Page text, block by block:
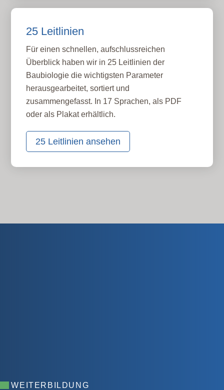
25 Leitlinien
Für einen schnellen, aufschlussreichen
Überblick haben wir in 25 Leitlinien der
Baubiologie die wichtigsten Parameter
herausgearbeitet, sortiert und
zusammengefasst. In 17 Sprachen, als PDF
oder als Plakat erhältlich.
25 Leitlinien ansehen
WEITERBILDUNG